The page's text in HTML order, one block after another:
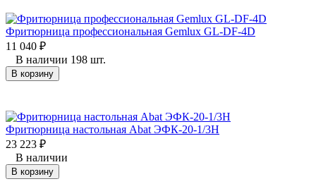
Фритюрница профессиональная Gemlux GL-DF-4D
11 040 ₽
В наличии 198 шт.
В корзину
Фритюрница настольная Abat ЭФК-20-1/3Н
23 223 ₽
В наличии
В корзину